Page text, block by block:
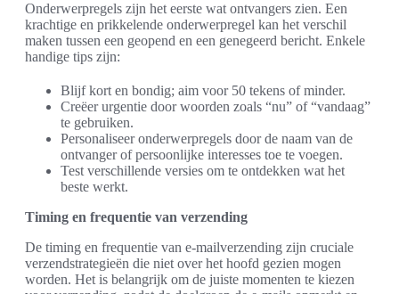
Onderwerpregels zijn het eerste wat ontvangers zien. Een
krachtige en prikkelende onderwerpregel kan het verschil
maken tussen een geopend en een genegeerd bericht. Enkele
handige tips zijn:
Blijf kort en bondig; aim voor 50 tekens of minder.
Creëer urgentie door woorden zoals “nu” of “vandaag”
te gebruiken.
Personaliseer onderwerpregels door de naam van de
ontvanger of persoonlijke interesses toe te voegen.
Test verschillende versies om te ontdekken wat het
beste werkt.
Timing en frequentie van verzending
De timing en frequentie van e-mailverzending zijn cruciale
verzendstrategieën die niet over het hoofd gezien mogen
worden. Het is belangrijk om de juiste momenten te kiezen